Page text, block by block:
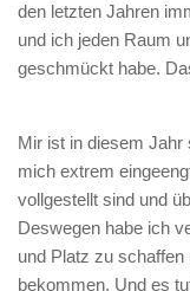
den letzten Jahren
und ich jeden Raum
geschmückt habe.
Mir ist in diesem Jahr
mich extrem
vollgestellt sind und
Deswegen habe ich
und Platz zu
bekommen. Und es